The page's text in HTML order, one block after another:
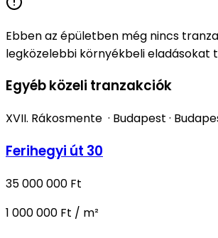
Ebben az épületben még nincs
legközelebbi környékbeli eladásokat
Egyéb közeli tranzakciók
XVII. Rákosmente · Budapest ·
Ferihegyi út 30
35 000 000 Ft
1 000 000 Ft / m²